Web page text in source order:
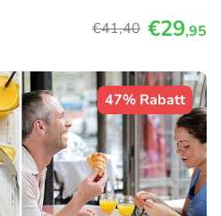
€41,40 €29,95
47% Rabatt